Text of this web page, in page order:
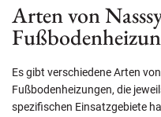
Arten von
Es gibt verschiedene Arten
Fußbodenheizungen, die
spezifischen Einsatzgebiete